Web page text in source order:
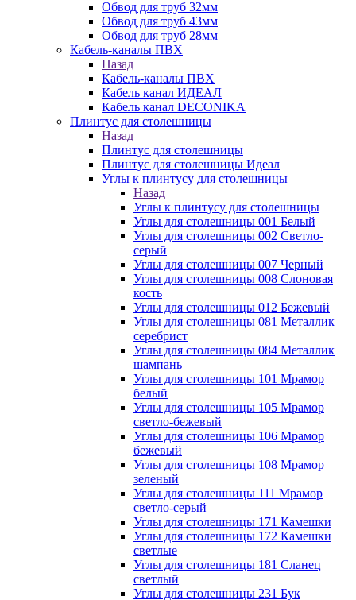
Обвод для труб 32мм
Обвод для труб 43мм
Обвод для труб 28мм
Кабель-каналы ПВХ
Назад
Кабель-каналы ПВХ
Кабель канал ИДЕАЛ
Кабель канал DECONIKA
Плинтус для столешницы
Назад
Плинтус для столешницы
Плинтус для столешницы Идеал
Углы к плинтусу для столешницы
Назад
Углы к плинтусу для столешницы
Углы для столешницы 001 Белый
Углы для столешницы 002 Светло-
серый
Углы для столешницы 007 Черный
Углы для столешницы 008 Слоновая
кость
Углы для столешницы 012 Бежевый
Углы для столешницы 081 Металлик
серебрист
Углы для столешницы 084 Металлик
шампань
Углы для столешницы 101 Мрамор
белый
Углы для столешницы 105 Мрамор
светло-бежевый
Углы для столешницы 106 Мрамор
бежевый
Углы для столешницы 108 Мрамор
зеленый
Углы для столешницы 111 Мрамор
светло-серый
Углы для столешницы 171 Камешки
Углы для столешницы 172 Камешки
светлые
Углы для столешницы 181 Сланец
светлый
Углы для столешницы 231 Бук